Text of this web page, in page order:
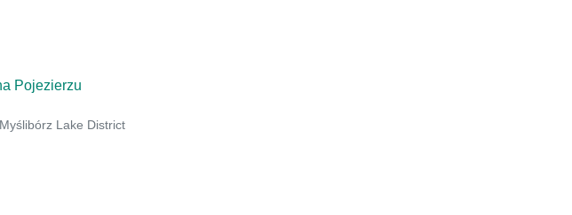
Pojezierzu
Lake District